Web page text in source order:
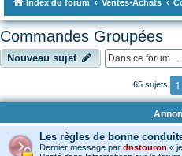
Index du forum Ventes-Achats
Commandes Groupées
Nouveau sujet
65 sujets 1
Les règles de bonne
Dernier message par dnstouron «